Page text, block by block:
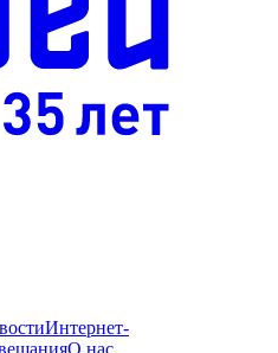
Интернет-
О нас